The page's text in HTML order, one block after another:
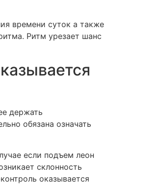
времени суток а также
Ритм урезает шанс
держать
обязана означать
если подъем леон
склонность
оказывается